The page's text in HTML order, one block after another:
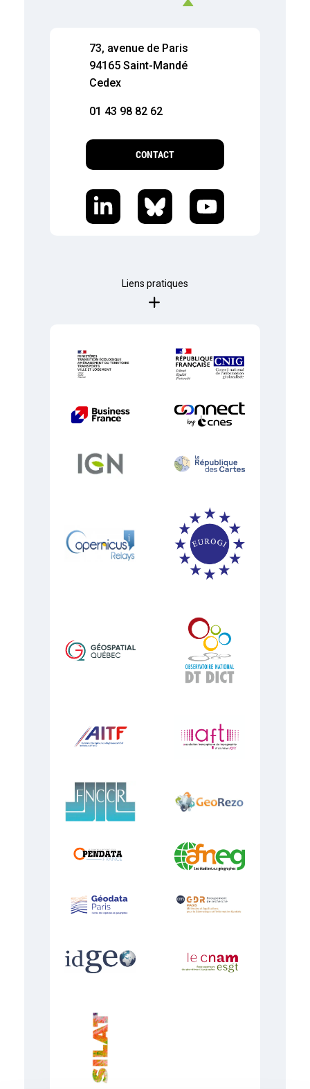
73, avenue de Paris
94165 Saint-Mandé
Cedex
01 43 98 82 62
CONTACT
Liens pratiques